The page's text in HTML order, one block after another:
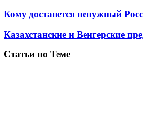
Кому достанется ненужный
Казахстанские и Венгерские
Статьи по Теме